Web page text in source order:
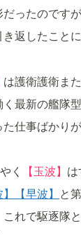
ったのです
返したことに
は護衛護衛ま
最新の艦隊
仕事ばかり
く
【玉波】 は
【早波】
と
れで駆逐隊